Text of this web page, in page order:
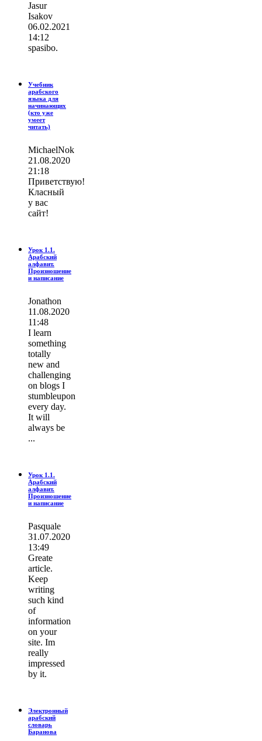
Jasur
Isakov
06.02.2021
14:12
spasibo.
Учебник
арабского
языка для
начинающих
(кто уже
умеет
читать)
MichaelNok
21.08.2020
21:18
Приветствую!
Класный
у вас
сайт!
Урок 1.1.
Арабский
алфавит.
Произношение
и написание
Jonathon
11.08.2020
11:48
I learn
ѕοmething
totally
new and
challenging
on blogs I
stumbleupon
every day.
It wіll
always be
...
Урок 1.1.
Арабский
алфавит.
Произношение
и написание
Pasquale
31.07.2020
13:49
Greate
article.
Keep
writing
such kind
of
information
on your
site. Im
really
impressed
by it.
Электронный
арабский
словарь
Баранова